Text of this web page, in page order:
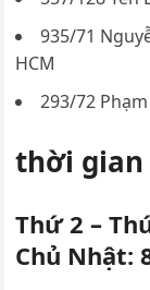
935/71
HCM
293/72
thời gian
Thứ 2 –
Chủ Nhật: